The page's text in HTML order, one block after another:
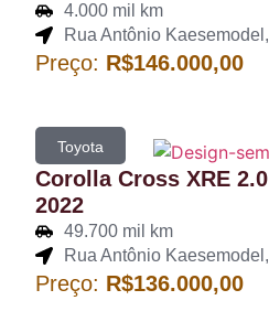
4.000 mil km
Rua Antônio
Preço: R$146.000,00
Toyota
Corolla Cross XRE
2022
49.700 mil km
Rua Antônio
Preço: R$136.000,00